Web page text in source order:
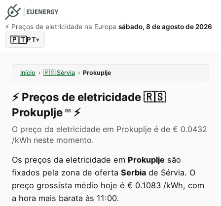
⚡️ Preços de eletricidade na Europa sábado, 8 de agosto de 2026
🇵🇹PT▾
Início › 🇷🇸 Sérvia › Prokuplje
⚡️ Preços de eletricidade🇷🇸
Prokuplje RS ⚡️
O preço da eletricidade em Prokuplje é de € 0.0432
/kWh neste momento.
Os preços da eletricidade em Prokuplje são
fixados pela zona de oferta Serbia de Sérvia. O
preço grossista médio hoje é € 0.1083 /kWh, com
a hora mais barata às 11:00.